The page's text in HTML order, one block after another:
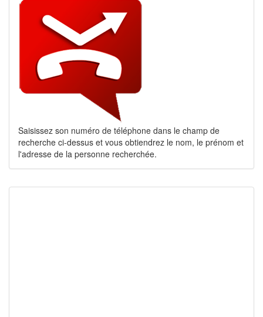
Saisissez son numéro de téléphone dans le champ de
recherche ci-dessus et vous obtiendrez le nom, le prénom et
l'adresse de la personne recherchée.